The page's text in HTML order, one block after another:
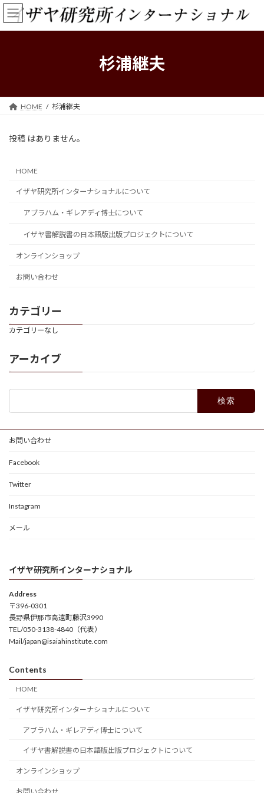
コ
ン
テ
ッ
ナ
ビ
ゲ
移
杉浦継夫
HOME 杉浦継夫
投稿 はありません。
HOME
イザヤ研究所インターナショナルについて
アブラハム・ギレアディ博士について
イザヤ書解説書の日本語版出版プロジェクトについて
オンラインショップ
お問い合わせ
カテゴリー
カテゴリーなし
アーカイブ
お問い合わせ
Facebook
Twitter
Instagram
メール
イザヤ研究所インターナショナル
Address
〒396-0301
長野県伊那市高遠町藤沢3990
TEL/050-3138-4840（代表）
Mail/japan@isaiahinstitute.com
Contents
HOME
イザヤ研究所インターナショナルについて
アブラハム・ギレアディ博士について
イザヤ書解説書の日本語版出版プロジェクトについて
オンラインショップ